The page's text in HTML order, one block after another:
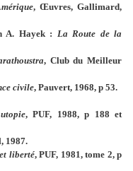
, Œuvres, Gallimard,
A. Hayek : La Route de la
, Club du Meilleur
civile, Pauvert, 1968, p 53.
, PUF, 1988, p 188 et
1987.
liberté, PUF, 1981, tome 2, p